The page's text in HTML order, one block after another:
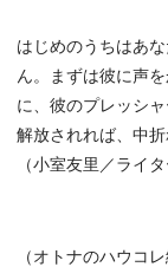
はじめのうちはあ
ん。まずは彼に声
に、彼のプレッシ
解放されれば、中
（小室友里／ライタ
（オトナのハウコレ